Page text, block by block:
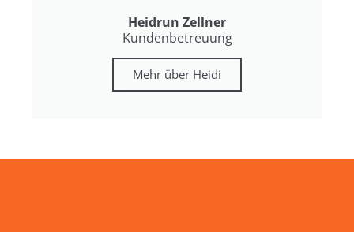
Heidrun Zellner
Kundenbetreuung
Mehr über Heidi